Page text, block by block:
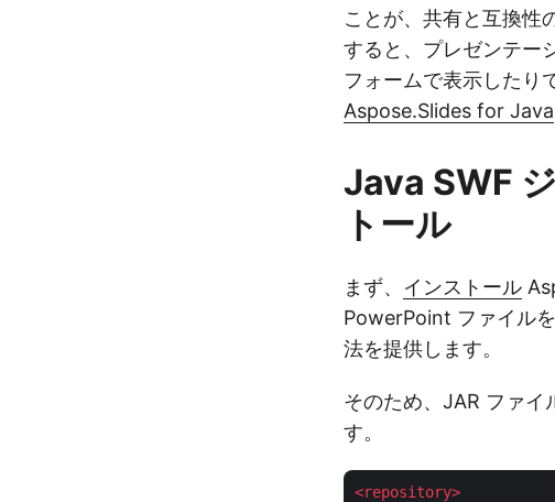
ことが、共有と互換性
すると、プレゼンテー
フォームで表示したり
Aspose.Slides for Java
Java SWF
トール
まず、 インストール
PowerPoint ファイル
法を提供します。
そのため、JAR ファイ
す。
<repository>